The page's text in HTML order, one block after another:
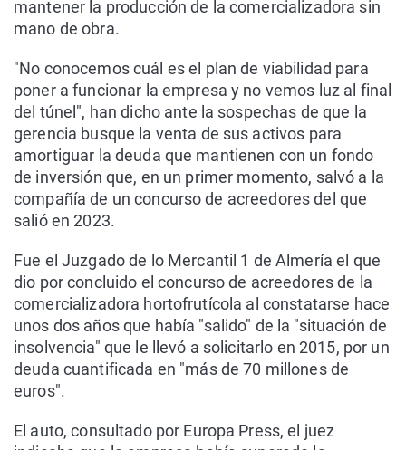
mantener la producción de la comercializadora sin
mano de obra.
"No conocemos cuál es el plan de viabilidad para
poner a funcionar la empresa y no vemos luz al final
del túnel", han dicho ante la sospechas de que la
gerencia busque la venta de sus activos para
amortiguar la deuda que mantienen con un fondo
de inversión que, en un primer momento, salvó a la
compañía de un concurso de acreedores del que
salió en 2023.
Fue el Juzgado de lo Mercantil 1 de Almería el que
dio por concluido el concurso de acreedores de la
comercializadora hortofrutícola al constatarse hace
unos dos años que había "salido" de la "situación de
insolvencia" que le llevó a solicitarlo en 2015, por un
deuda cuantificada en "más de 70 millones de
euros".
El auto, consultado por Europa Press, el juez